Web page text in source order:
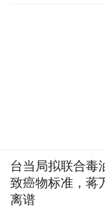
台当局拟联合毒
致癌物标准，蒋
离谱